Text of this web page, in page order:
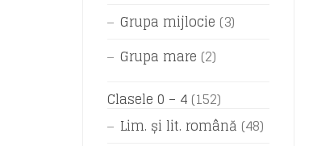
Grupa mijlocie (3)
Grupa mare (2)
Clasele 0 – 4 (152)
Lim. și lit. română (48)